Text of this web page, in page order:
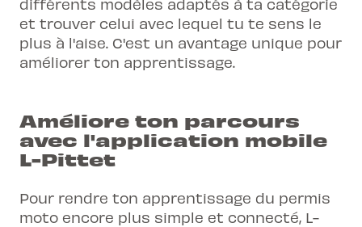
différents modèles adaptés à ta catégorie
et trouver celui avec lequel tu te sens le
plus à l'aise. C'est un avantage unique pour
améliorer ton apprentissage.
Améliore ton parcours
avec l'application mobile
L-Pittet
Pour rendre ton apprentissage du permis
moto encore plus simple et connecté, L-